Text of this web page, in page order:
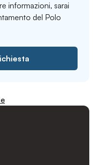
informazioni, sarai
del Polo